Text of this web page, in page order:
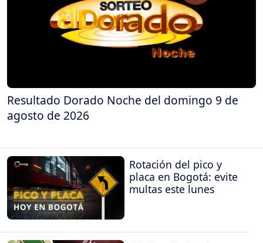
Resultado Dorado Noche del domingo 9 de
agosto de 2026
Rotación del pico y
placa en Bogotá: evite
multas este lunes